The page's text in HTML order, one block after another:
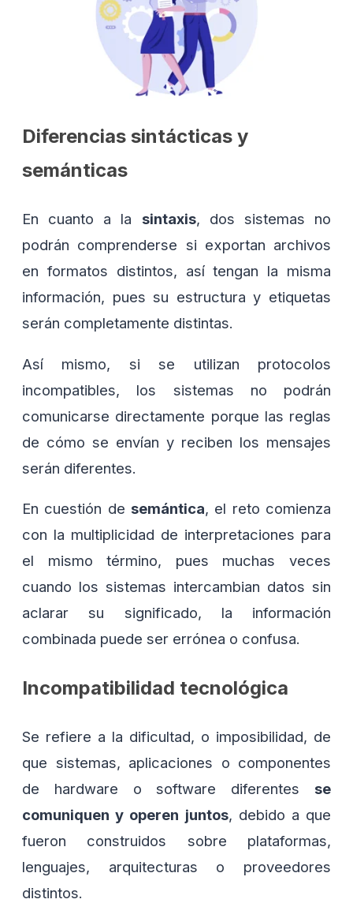
Diferencias sintácticas y
semánticas
En cuanto a la sintaxis, dos sistemas no
podrán comprenderse si exportan archivos
en formatos distintos, así tengan la misma
información, pues su estructura y etiquetas
serán completamente distintas.
Así mismo, si se utilizan protocolos
incompatibles, los sistemas no podrán
comunicarse directamente porque las reglas
de cómo se envían y reciben los mensajes
serán diferentes.
En cuestión de semántica, el reto comienza
con la multiplicidad de interpretaciones para
el mismo término, pues muchas veces
cuando los sistemas intercambian datos sin
aclarar su significado, la información
combinada puede ser errónea o confusa.
Incompatibilidad tecnológica
Se refiere a la dificultad, o imposibilidad, de
que sistemas, aplicaciones o componentes
de hardware o software diferentes se
comuniquen y operen juntos, debido a que
fueron construidos sobre plataformas,
lenguajes, arquitecturas o proveedores
distintos.